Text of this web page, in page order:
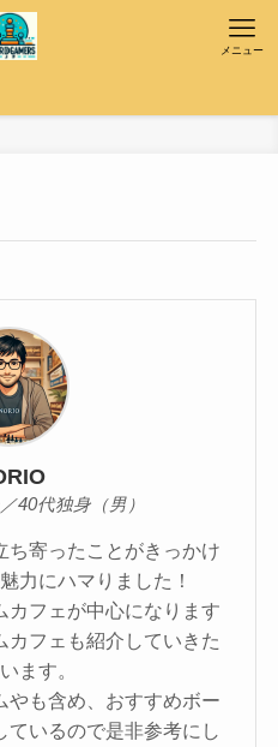
メニュー
40代独身（男）
ち寄ったことがきっかけ
力にハマりました！
カフェが中心になります
カフェも紹介していきた
ます。
やも含め、おすすめボー
ているので是非参考にし